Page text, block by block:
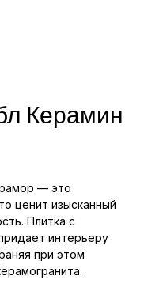
Керамин
— это
ценит изысканный
Плитка с
интерьеру
при этом